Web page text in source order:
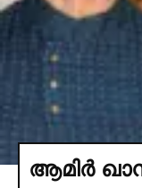
ആമിര്‍